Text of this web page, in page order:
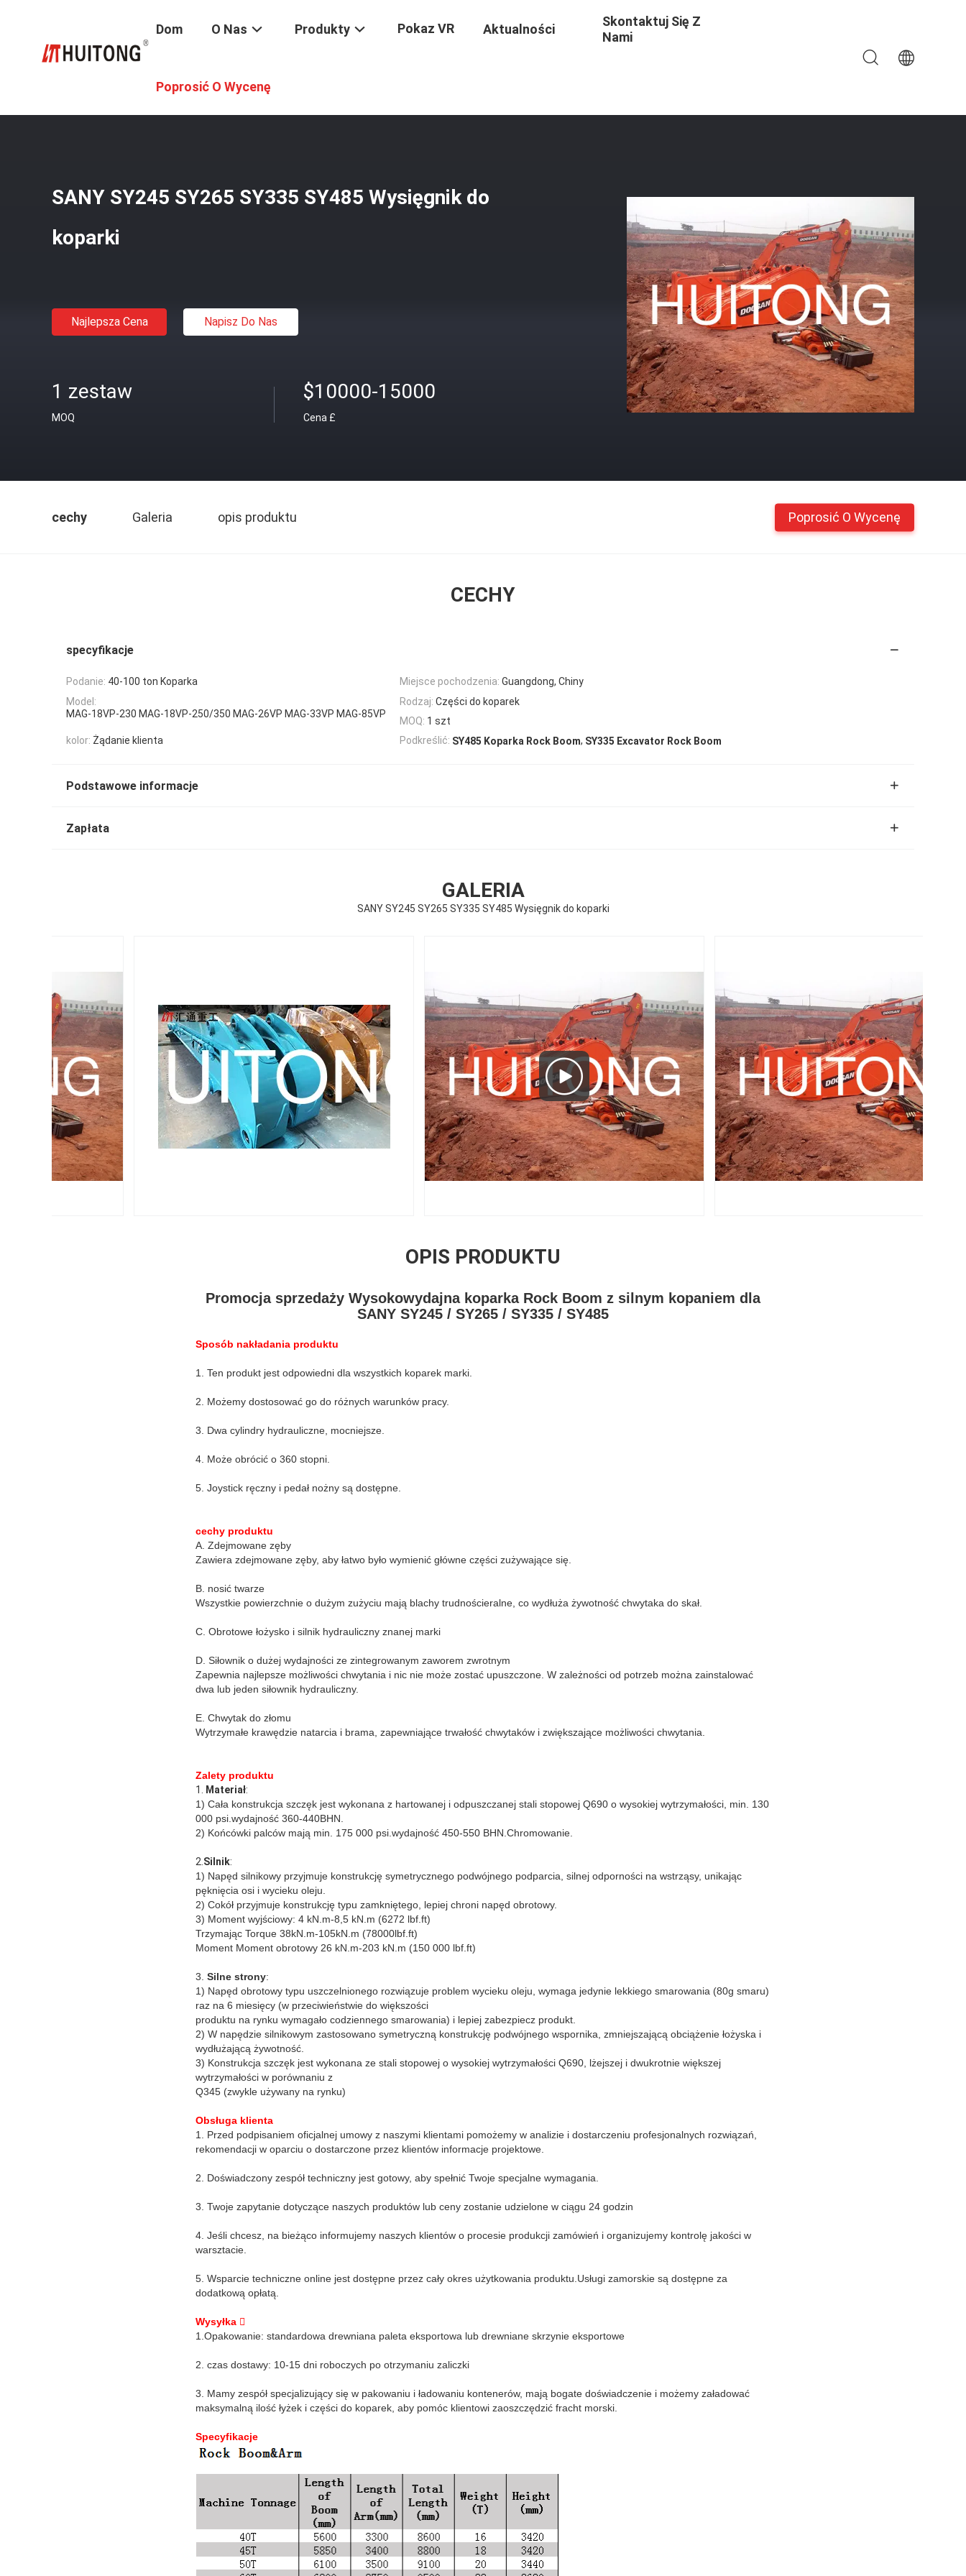
Dom O Nas Produkty Pokaz VR Aktualności
Skontaktuj Się Z
Nami
Poprosić O Wycenę
SANY SY245 SY265 SY335 SY485 Wysięgnik do
koparki
Najlepsza Cena Napisz Do Nas
1 zestaw
MOQ
$10000-15000
Cena £
cechy Galeria opis produktu Poprosić O Wycenę
CECHY
specyfikacje
Podanie: 40-100 ton Koparka Miejsce pochodzenia: Guangdong, Chiny
Model:
MAG-18VP-230 MAG-18VP-250/350 MAG-26VP MAG-33VP MAG-85VP
Rodzaj: Części do koparek
MOQ: 1 szt
kolor: Żądanie klienta Podkreślić: SY485 Koparka Rock Boom, SY335 Excavator Rock Boom
Podstawowe informacje
Zapłata
GALERIA
SANY SY245 SY265 SY335 SY485 Wysięgnik do koparki
OPIS PRODUKTU
Promocja sprzedaży Wysokowydajna koparka Rock Boom z silnym kopaniem dla
SANY SY245 / SY265 / SY335 / SY485
Sposób nakładania produktu
1. Ten produkt jest odpowiedni dla wszystkich koparek marki.
2. Możemy dostosować go do różnych warunków pracy.
3. Dwa cylindry hydrauliczne, mocniejsze.
4. Może obrócić o 360 stopni.
5. Joystick ręczny i pedał nożny są dostępne.
cechy produktu
A. Zdejmowane zęby
Zawiera zdejmowane zęby, aby łatwo było wymienić główne części zużywające się.
B. nosić twarze
Wszystkie powierzchnie o dużym zużyciu mają blachy trudnościeralne, co wydłuża żywotność chwytaka do skał.
C. Obrotowe łożysko i silnik hydrauliczny znanej marki
D. Siłownik o dużej wydajności ze zintegrowanym zaworem zwrotnym
Zapewnia najlepsze możliwości chwytania i nic nie może zostać upuszczone. W zależności od potrzeb można zainstalować
dwa lub jeden siłownik hydrauliczny.
E. Chwytak do złomu
Wytrzymałe krawędzie natarcia i brama, zapewniające trwałość chwytaków i zwiększające możliwości chwytania.
Zalety produktu
1.
Materiał:
1) Cała konstrukcja szczęk jest wykonana z hartowanej i odpuszczanej stali stopowej Q690 o wysokiej wytrzymałości, min. 130
000 psi.wydajność 360-440BHN.
2) Końcówki palców mają min. 175 000 psi.wydajność 450-550 BHN.Chromowanie.
2. Silnik:
1) Napęd silnikowy przyjmuje konstrukcję symetrycznego podwójnego podparcia, silnej odporności na wstrząsy, unikając
pęknięcia osi i wycieku oleju.
2) Cokół przyjmuje konstrukcję typu zamkniętego, lepiej chroni napęd obrotowy.
3) Moment wyjściowy: 4 kN.m-8,5 kN.m (6272 lbf.ft)
Trzymając Torque 38kN.m-105kN.m (78000lbf.ft)
Moment Moment obrotowy 26 kN.m-203 kN.m (150 000 lbf.ft)
3. Silne strony:
1) Napęd obrotowy typu uszczelnionego rozwiązuje problem wycieku oleju, wymaga jedynie lekkiego smarowania (80g smaru)
raz na 6 miesięcy (w przeciwieństwie do większości
produktu na rynku wymagało codziennego smarowania) i lepiej zabezpiecz produkt.
2) W napędzie silnikowym zastosowano symetryczną konstrukcję podwójnego wspornika, zmniejszającą obciążenie łożyska i
wydłużającą żywotność.
3) Konstrukcja szczęk jest wykonana ze stali stopowej o wysokiej wytrzymałości Q690, lżejszej i dwukrotnie większej
wytrzymałości w porównaniu z
Q345 (zwykle używany na rynku)
Obsługa klienta
1. Przed podpisaniem oficjalnej umowy z naszymi klientami pomożemy w analizie i dostarczeniu profesjonalnych rozwiązań,
rekomendacji w oparciu o dostarczone przez klientów informacje projektowe.
2. Doświadczony zespół techniczny jest gotowy, aby spełnić Twoje specjalne wymagania.
3. Twoje zapytanie dotyczące naszych produktów lub ceny zostanie udzielone w ciągu 24 godzin
4. Jeśli chcesz, na bieżąco informujemy naszych klientów o procesie produkcji zamówień i organizujemy kontrolę jakości w
warsztacie.
5. Wsparcie techniczne online jest dostępne przez cały okres użytkowania produktu.Usługi zamorskie są dostępne za
dodatkową opłatą.
Wysyłka 
1.Opakowanie: standardowa drewniana paleta eksportowa lub drewniane skrzynie eksportowe
2. czas dostawy: 10-15 dni roboczych po otrzymaniu zaliczki
3. Mamy zespół specjalizujący się w pakowaniu i ładowaniu kontenerów, mają bogate doświadczenie i możemy załadować
maksymalną ilość łyżek i części do koparek, aby pomóc klientowi zaoszczędzić fracht morski.
Specyfikacje